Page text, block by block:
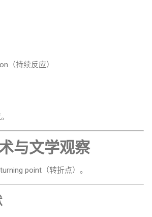
（持续反应）
与文学观察
point（转折点）。